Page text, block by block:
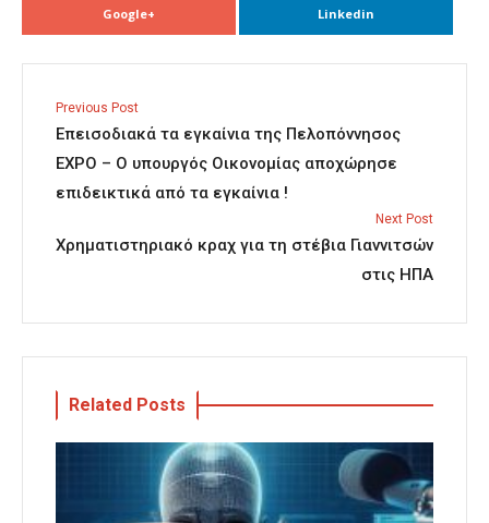
Google+ Linkedin
Previous Post
Επεισοδιακά τα εγκαίνια της Πελοπόννησος
EXPO – Ο υπουργός Οικονομίας αποχώρησε
επιδεικτικά από τα εγκαίνια !
Next Post
Χρηματιστηριακό κραχ για τη στέβια Γιαννιτσών
στις ΗΠΑ
Related Posts